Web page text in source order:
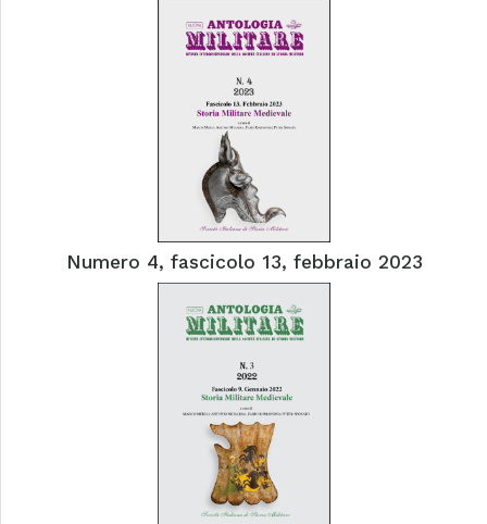
Numero 4, fascicolo 13, febbraio 2023